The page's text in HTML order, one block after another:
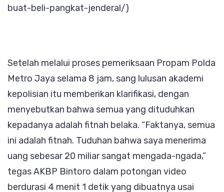
buat-beli-pangkat-jenderal/)
Setelah melalui proses pemeriksaan Propam Polda
Metro Jaya selama 8 jam, sang lulusan akademi
kepolisian itu memberikan klarifikasi, dengan
menyebutkan bahwa semua yang dituduhkan
kepadanya adalah fitnah belaka. “Faktanya, semua
ini adalah fitnah. Tuduhan bahwa saya menerima
uang sebesar 20 miliar sangat mengada-ngada,”
tegas AKBP Bintoro dalam potongan video
berdurasi 4 menit 1 detik yang dibuatnya usai